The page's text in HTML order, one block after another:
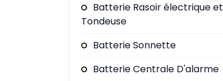
Batterie Rasoir électrique et
Tondeuse
Batterie Sonnette
Batterie Centrale D'alarme